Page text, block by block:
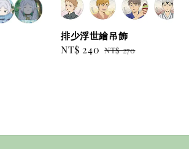
排少浮世繪吊飾
Sale
NT$ 240 Regular
NT$ 270